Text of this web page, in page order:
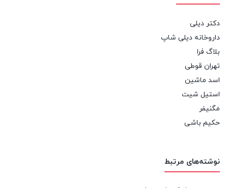
دکتر دیلی
داروخانه دیلی شاپ
بلاگ فرا
تهران قوطی
اسد ماشین
استیل شیت
مگنیفر
حکیم باشی
نوشته‌های مرتبط